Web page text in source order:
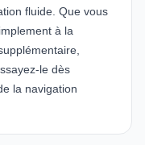
fluide. Que vous
à la
le dès
la navigation